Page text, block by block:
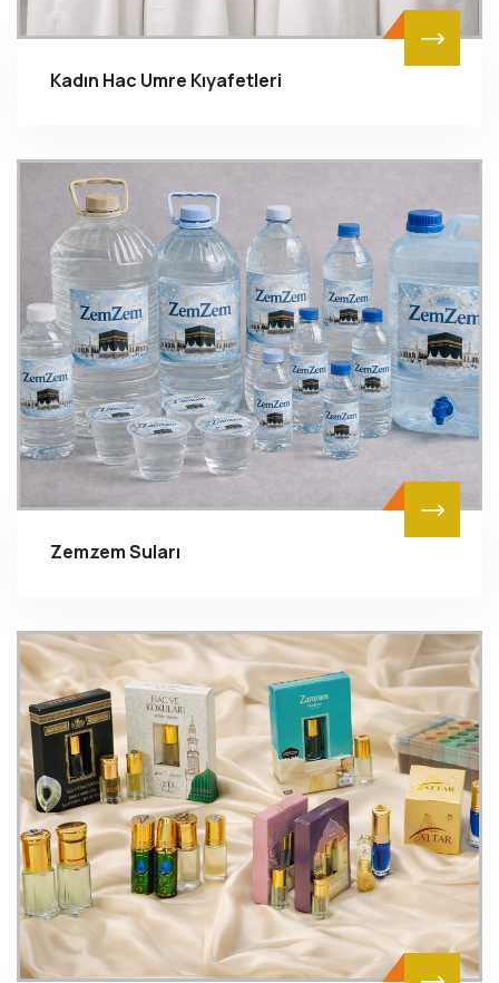
Kadın Hac Umre Kıyafetleri
Zemzem Suları